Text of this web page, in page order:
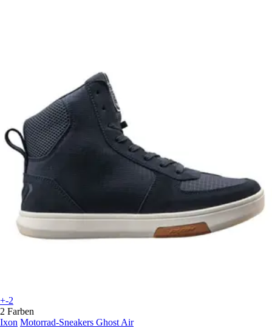
+-2
2 Farben
Ixon Motorrad-Sneakers Ghost Air